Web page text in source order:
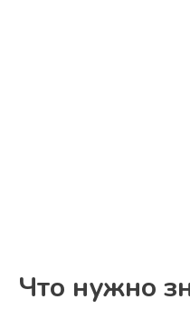
Что нужно